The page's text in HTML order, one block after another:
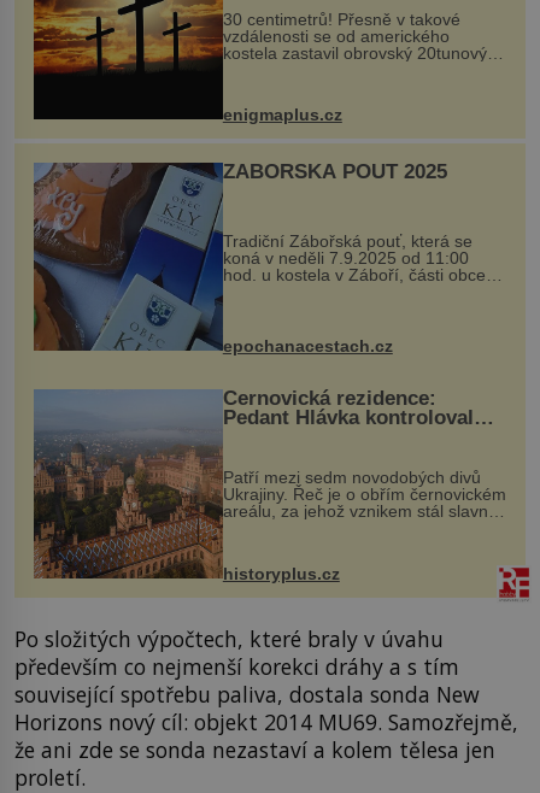
30 centimetrů! Přesně v takové
vzdálenosti se od amerického
kostela zastavil obrovský 20tunový
...
enigmaplus.cz
ZÁBOŘSKÁ POUŤ 2025
Tradiční Zábořská pouť, která se
koná v neděli 7.9.2025 od 11:00
hod. u kostela v Záboří, části obce
Kly u Mělníka. V programu naleznete
komentovanou prohlídku kostela,
epochanacestach.cz
Černovická rezidence:
Pedant Hlávka kontroloval
Patří mezi sedm novodobých divů
Ukrajiny. Řeč je o obřím černovickém
areálu, za jehož vznikem stál slavný
český architekt Josef Hlávka. Ten si
na něm dal mimořádně záležet. Jeho
stavební plány by při ...
historyplus.cz
Po složitých výpočtech, které braly v úvahu
především co nejmenší korekci dráhy a s tím
související spotřebu paliva, dostala sonda New
Horizons nový cíl: objekt 2014 MU69. Samozřejmě,
že ani zde se sonda nezastaví a kolem tělesa jen
proletí.